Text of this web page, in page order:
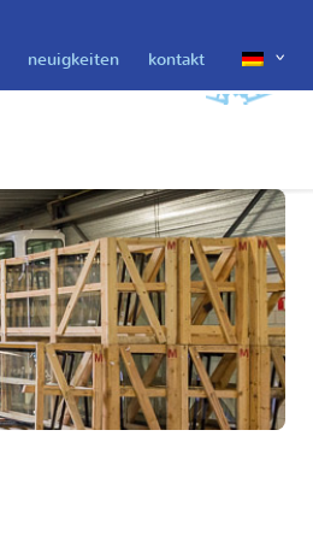
neuigkeiten kontakt